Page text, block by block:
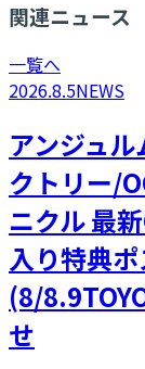
関連ニュース
一覧へ
2026.8.5NEWS
アンジュ
クトリー/
ニクル 最
入り特典
(8/
せ